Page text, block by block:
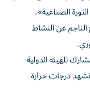
الصناعية»،
عن النشاط
للهيئة الدولية
نشهد درجات حرارة